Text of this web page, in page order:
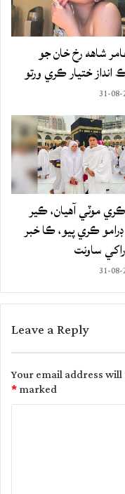
شاهه رخ خان جو
انداز ختيار ڪري ورتو
31-08-
موٽي آهيان، ڪير
ڪري پيو، ڪا خبر
ساونت
31-08-
Leave a Reply
Your email address
marked
*